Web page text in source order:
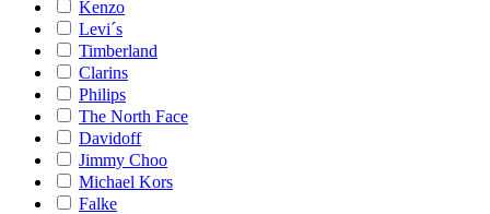
Kenzo
Levi´s
Timberland
Clarins
Philips
The North Face
Davidoff
Jimmy Choo
Michael Kors
Falke